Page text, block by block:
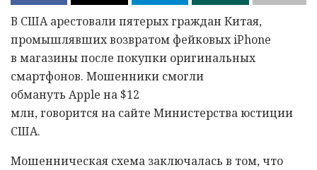
В США арестовали пятерых граждан Китая,
промышлявших возвратом фейковых iPhone
в магазины после покупки оригинальных
смартфонов. Мошенники смогли
обмануть Apple на $12
млн, говорится на сайте Министерства юстиции
США.
Мошенническая схема заключалась в том, что